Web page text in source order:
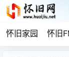
怀旧家园 怀旧